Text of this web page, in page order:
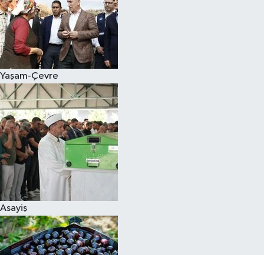
Yaşam-Çevre
Asayiş
Sağlık
Siyaset
Teknoloji
Televizyon
Yaşam-Çevre